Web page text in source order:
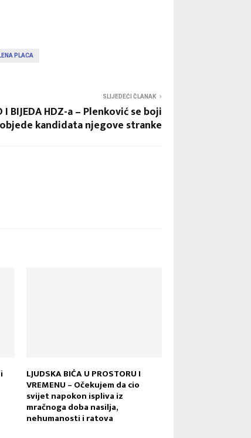
PLACA
SLIJEDEĆI ČLANAK
I BIJEDA HDZ-a – Plenković se boji
kandidata njegove stranke
LJUDSKA BIĆA U PROSTORU I
VREMENU – Očekujem da cio
svijet napokon ispliva iz
mračnoga doba nasilja,
nehumanosti i ratova